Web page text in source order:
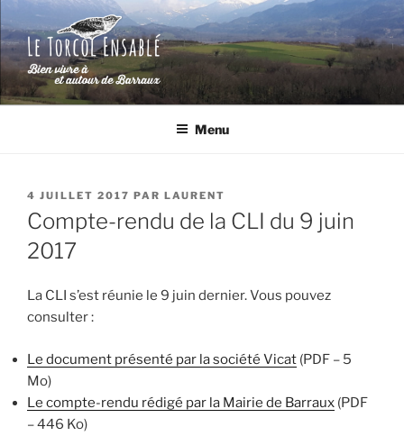
Aller
au
contenu
principal
LE TORCOL ENSABLÉ
Bien vivre à et autour de Barraux (Isère)
Menu
PUBLIÉ
LE
4 JUILLET 2017 PAR LAURENT
Compte-rendu de la CLI du 9 juin
2017
La CLI s’est réunie le 9 juin dernier. Vous pouvez
consulter :
Le document présenté par la société Vicat (PDF – 5
Mo)
Le compte-rendu rédigé par la Mairie de Barraux (PDF
– 446 Ko)